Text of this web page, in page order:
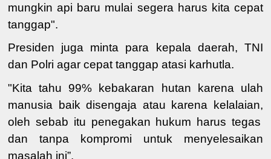
mungkin api baru mulai segera harus kita cepat
tanggap".
Presiden juga minta para kepala daerah, TNI
dan Polri agar cepat tanggap atasi karhutla.
"Kita tahu 99% kebakaran hutan karena ulah
manusia baik disengaja atau karena kelalaian,
oleh sebab itu penegakan hukum harus tegas
dan tanpa kompromi untuk menyelesaikan
masalah ini”.